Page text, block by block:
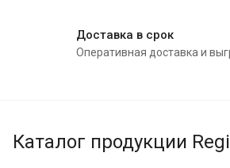
Доставка в срок
Оперативная доставка и
Каталог продукции